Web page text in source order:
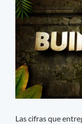
Las cifras que